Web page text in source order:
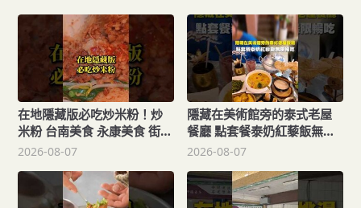
在地隱藏版必吃炒米粉！炒
米粉 台南美食 永康美食 街頭
小吃 美食 美食推薦 旅遊 fyp
streetfood
2026-08-07
隱藏在美術館旁的泰式老屋
餐廳 點套餐泰奶紅藜飯無限
暢吃 泰式料理 台南美食 異國
薦 旅遊 泰式奶茶 food
taiwanfood
2026-08-07